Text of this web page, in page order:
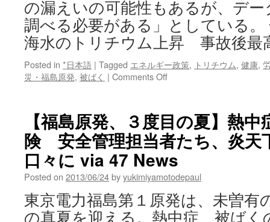
の漏えいの可能性もあるが、デ
調べる必要がある」としている。
海水のトリチウム上昇 事故後最
Posted in *日本語 | Tagged エネルギー政策, トリチウム, 健康,
災・福島原発, 被ばく | Comments Offon
原
発、
海
水
の
ト
リ
チ
ウ
【福島原発、３度目の夏】熱
険 安全管理担当者たち、炎天
口々に via 47 News
Posted on 2013/06/24byyukimiyamotodepaul
東京電力福島第１原発は、未曽有
の真夏を迎える。熱中症、被ば